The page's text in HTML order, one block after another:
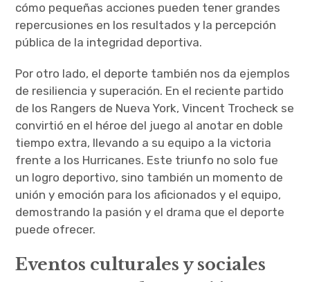
cómo pequeñas acciones pueden tener grandes
repercusiones en los resultados y la percepción
pública de la integridad deportiva.
Por otro lado, el deporte también nos da ejemplos
de resiliencia y superación. En el reciente partido
de los Rangers de Nueva York, Vincent Trocheck se
convirtió en el héroe del juego al anotar en doble
tiempo extra, llevando a su equipo a la victoria
frente a los Hurricanes. Este triunfo no solo fue
un logro deportivo, sino también un momento de
unión y emoción para los aficionados y el equipo,
demostrando la pasión y el drama que el deporte
puede ofrecer.
Eventos culturales y sociales